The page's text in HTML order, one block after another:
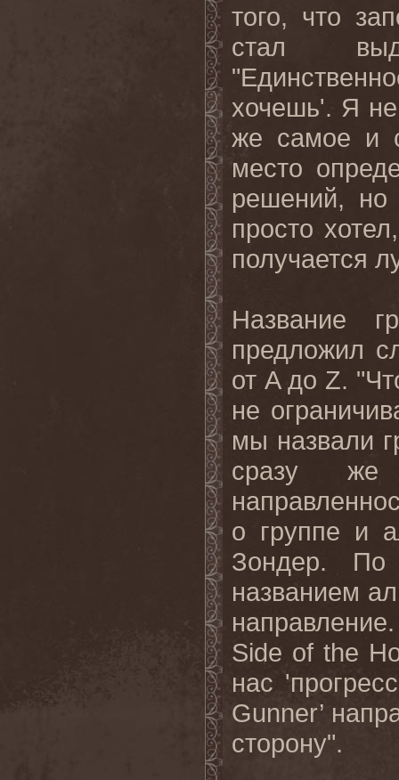
того, что
стал
хочешь'. Я не
же самое и
место
решений, но
просто
получается
Название
предложил
от Aдо Z.
не
мы назвали
сразу же
о группе и
Зондер.
названием
Side of the
нас
Gunner’
сторону".